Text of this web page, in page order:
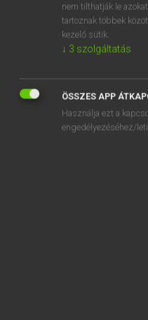
ONLINE
nem tilthatják le
tartoznak többek
kezelő sütik.
↓ 3 szolgáltatás
ÖSSZES APP
Használja ezt a
engedélyezéséhez/